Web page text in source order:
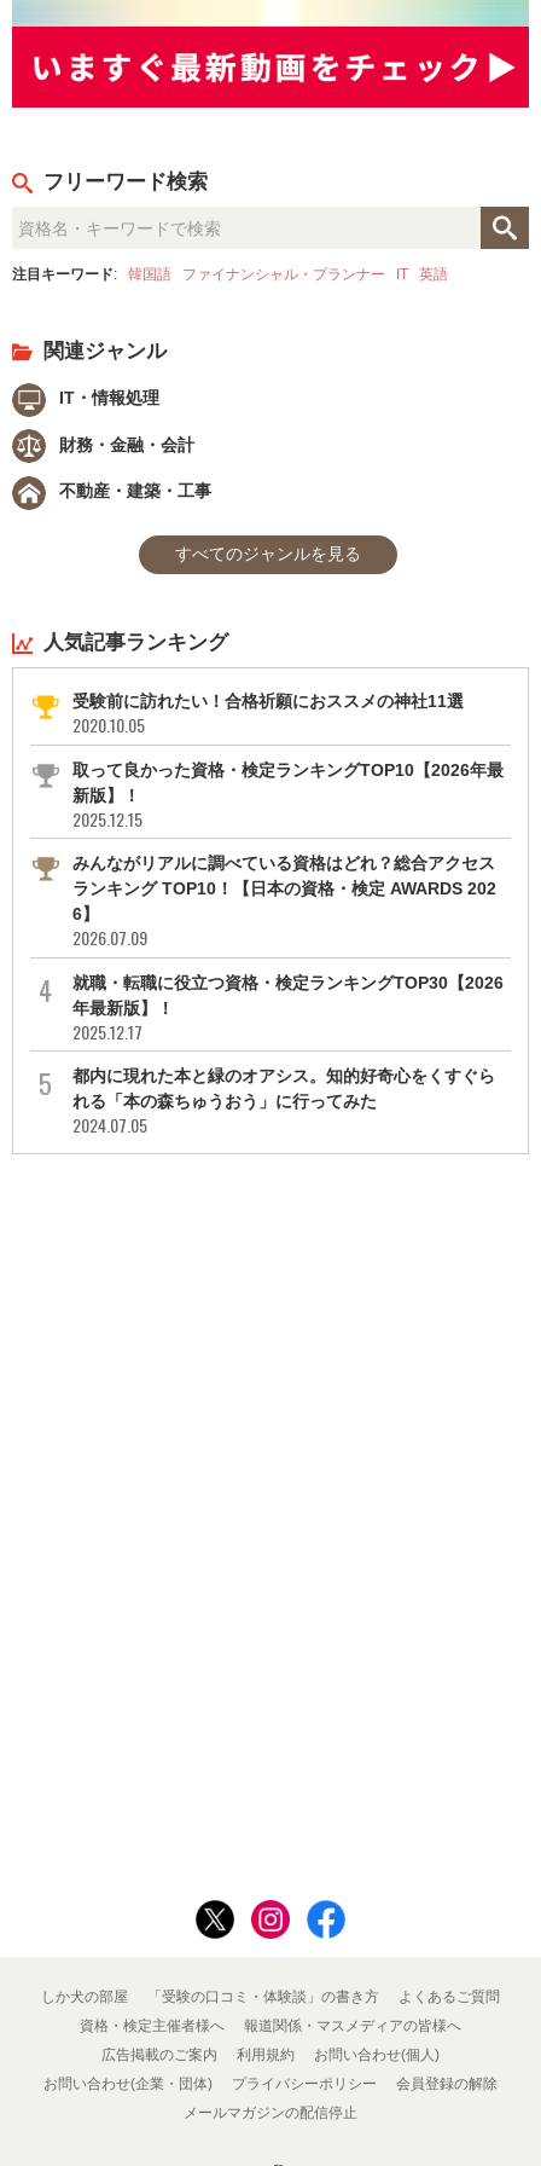
フリーワード検索
注目キーワード: 韓国語 ファイナンシャル・プランナー IT 英語
関連ジャンル
IT・情報処理
財務・金融・会計
不動産・建築・工事
すべてのジャンルを見る
人気記事ランキング
受験前に訪れたい！合格祈願におススメの神社11選
2020.10.05
取って良かった資格・検定ランキングTOP10【2026年最
新版】！
2025.12.15
みんながリアルに調べている資格はどれ？総合アクセス
ランキング TOP10！【日本の資格・検定 AWARDS 202
6】
2026.07.09
就職・転職に役立つ資格・検定ランキングTOP30【2026
年最新版】！
2025.12.17
都内に現れた本と緑のオアシス。知的好奇心をくすぐら
れる「本の森ちゅうおう」に行ってみた
2024.07.05
しか犬の部屋 「受験の口コミ・体験談」の書き方
よくあるご質問
資格・検定主催者様へ
報道関係・マスメディアの皆様へ
広告掲載のご案内
利用規約
お問い合わせ(個人)
お問い合わせ(企業・団体)
プライバシーポリシー
会員登録の解除
メールマガジンの配信停止